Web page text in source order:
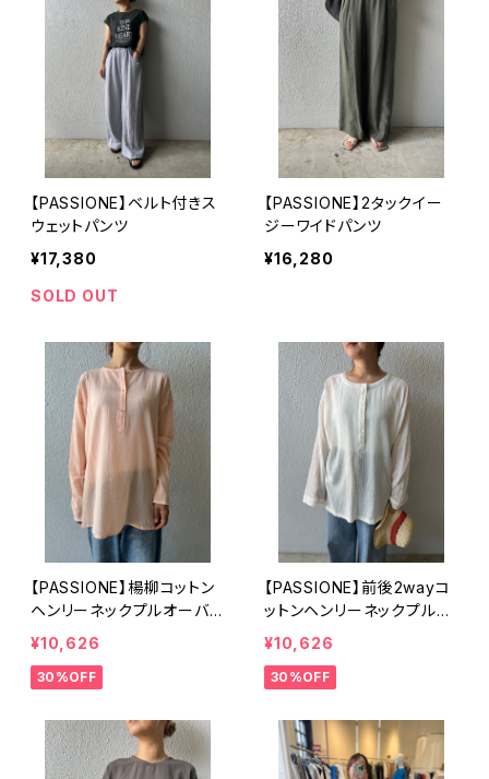
【PASSIONE】ベルト付きス
ウェットパンツ
¥17,380
SOLD OUT
【PASSIONE】2タックイー
ジーワイドパンツ
¥16,280
【PASSIONE】楊柳コットン
ヘンリーネックプルオーバ
ー
¥10,626
30%OFF
【PASSIONE】前後2wayコ
ットンヘンリーネックプルオ
ーバー
¥10,626
30%OFF